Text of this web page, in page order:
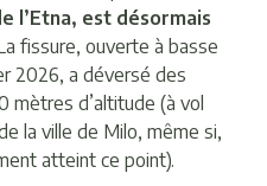
l’Etna, est désormais
fissure, ouverte à basse
2026, a déversé des
mètres d’altitude (à vol
la ville de Milo, même si,
atteint ce point).